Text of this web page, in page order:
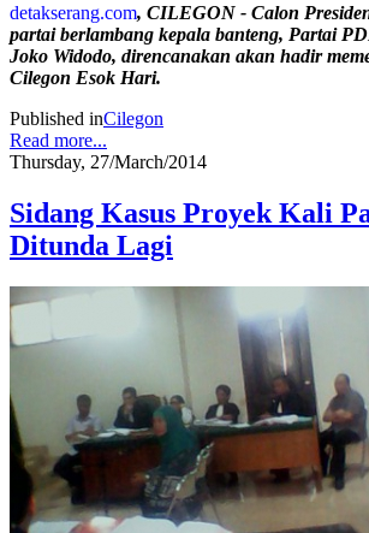
detakserang.com, CILEGON - Calon
partai berlambang kepala banteng, Partai
Joko Widodo, direncanakan akan hadir
Cilegon Esok Hari.
Published inCilegon
Read more...
Thursday, 27/March/2014
Sidang Kasus Proyek Kali
Ditunda Lagi